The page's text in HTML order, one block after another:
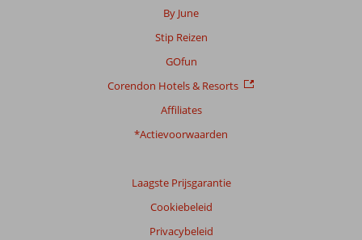
By June
Stip Reizen
GOfun
Corendon Hotels & Resorts
Affiliates
*Actievoorwaarden
Laagste Prijsgarantie
Cookiebeleid
Privacybeleid